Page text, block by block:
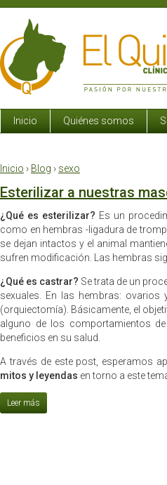
Inicio Quiénes somos
Inicio › Blog › sexo
Esterilizar a nuestras
¿Qué es esterilizar? Es un
como en hembras -ligadura de
se dejan intactos y el animal
sufren modificación. Las hembras
¿Qué es castrar? Se trata de un
sexuales. En las hembras:
(orquiectomía). Básicamente, el
alguno de los comportamientos
beneficios en su salud.
A través de este post, esperamos
mitos y leyendas en torno a este